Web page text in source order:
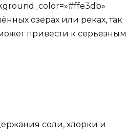
озерах или реках, так
привести к серьезным
соли, хлорки и